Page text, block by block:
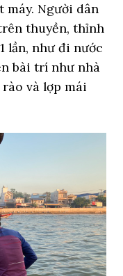
Người dân
thuyền, thỉnh
lần, như đi nước
bài trí như nhà
và lợp mái